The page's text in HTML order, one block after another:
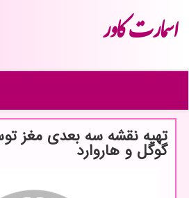
اسمارت كاور
تهیه نقشه سه بعدی مغز
گوگل و هاروارد